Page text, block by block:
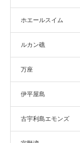
ホエールスイム
ルカン礁
万座
伊平屋島
古宇利島エモンズ